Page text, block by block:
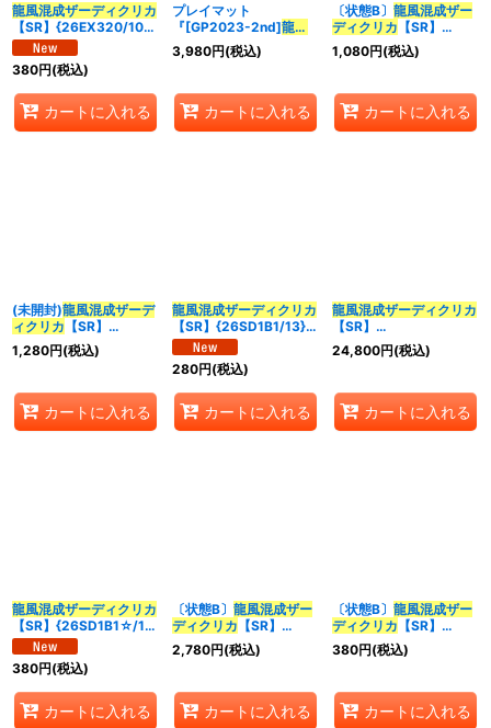
龍風混成ザーディクリカ
【SR】{26EX320/100}
《多》
380円(税込)
カートに入れる
プレイマット
『[GP2023-2nd]龍風
混成ザーディクリカ
【サプライ】{-}
3,980円(税込)
カートに入れる
〔状態B〕 龍風混成ザー
ディクリカ 【SR】
{ART092/5}《多》
1,080円(税込)
カートに入れる
(未開封)龍風混成ザーデ
ィクリカ 【SR】
{ART092/5}《多》
1,280円(税込)
カートに入れる
龍風混成ザーディクリカ
【SR】{26SD1B1/13}
《多》
280円(税込)
カートに入れる
龍風混成ザーディクリカ
【SR】
{RP22SP5/SP6}《多》
24,800円(税込)
カートに入れる
龍風混成ザーディクリカ
【SR】{26SD1B1☆/13}
《多》
380円(税込)
カートに入れる
〔状態B〕 龍風混成ザー
ディクリカ 【SR】
{RP1710B/20}《多》
2,780円(税込)
カートに入れる
〔状態B〕 龍風混成ザー
ディクリカ 【SR】
{25SP16/16}《多》
380円(税込)
カートに入れる